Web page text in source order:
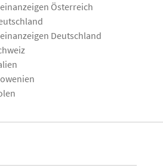
Österreich
Deutschland